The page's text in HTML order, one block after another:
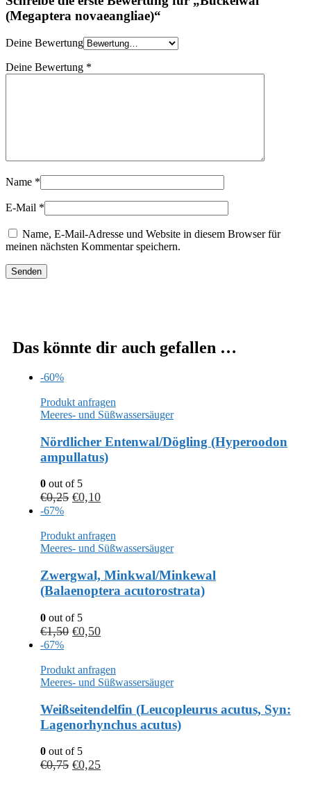
(Megaptera novaeangliae)“
Deine Bewertung
Deine Bewertung *
Name *
E-Mail *
Name, E-Mail-Adresse und Website in diesem Browser für
meinen nächsten Kommentar speichern.
Das könnte dir auch gefallen …
-60%
Produkt anfragen
Meeres- und Süßwassersäuger
Nördlicher Entenwal/Dögling (Hyperoodon
ampullatus)
0 out of 5
€0,25 €0,10
-67%
Produkt anfragen
Meeres- und Süßwassersäuger
Zwergwal, Minkwal/Minkewal
(Balaenoptera acutorostrata)
0 out of 5
€1,50 €0,50
-67%
Produkt anfragen
Meeres- und Süßwassersäuger
Weißseitendelfin (Leucopleurus acutus, Syn:
Lagenorhynchus acutus)
0 out of 5
€0,75 €0,25